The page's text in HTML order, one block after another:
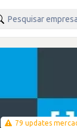
79 updates